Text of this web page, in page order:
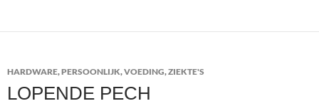
HARDWARE,PERSOONLIJK,VOEDING,ZIEKTE'S
LOPENDE PECH